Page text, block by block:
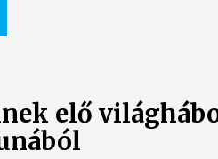
elő